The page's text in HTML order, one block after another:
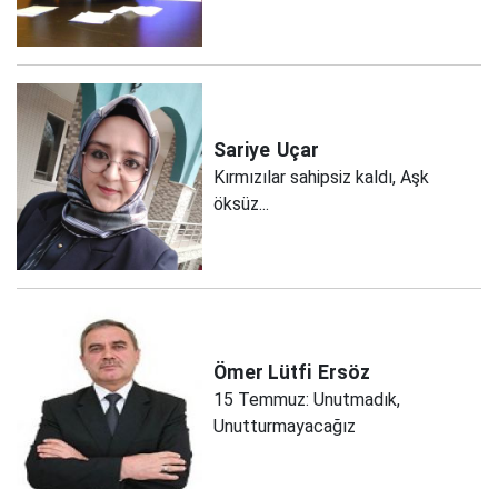
Sariye Uçar
Kırmızılar sahipsiz kaldı, Aşk
öksüz...
Ömer Lütfi Ersöz
15 Temmuz: Unutmadık,
Unutturmayacağız